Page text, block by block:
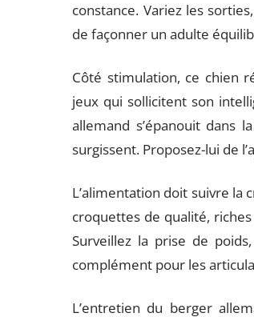
constance. Variez les
de façonner un adulte
Côté stimulation, ce chien
jeux qui sollicitent son
allemand s’épanouit dans
surgissent. Proposez-lui de
L’alimentation doit suivre la
croquettes de qualité,
Surveillez la prise de
complément pour les
L’entretien du berger